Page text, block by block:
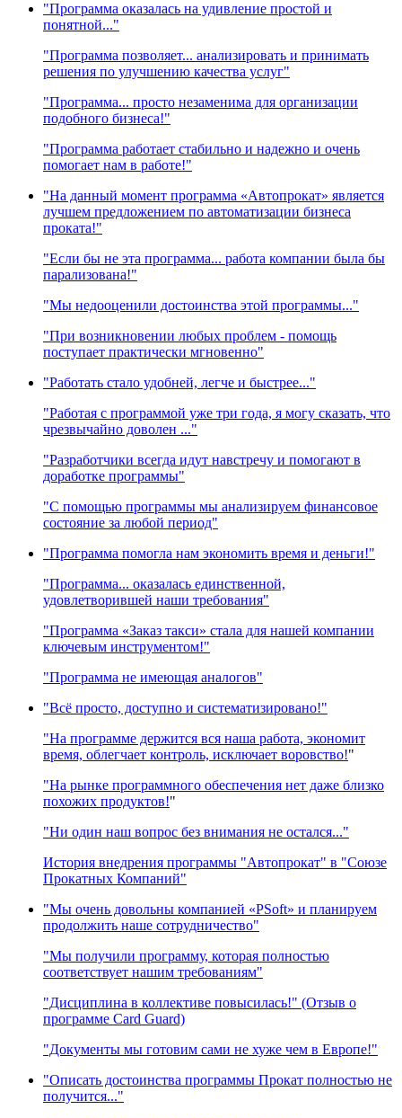
"Программа оказалась на удивление простой и
понятной..."
"Программа позволяет... анализировать и принимать
решения по улучшению качества услуг"
"Программа... просто незаменима для организации
подобного бизнеса!"
"Программа работает стабильно и надежно и очень
помогает нам в работе!"
"На данный момент программа «Автопрокат» является
лучшем предложением по автоматизации бизнеса
проката!"
"Если бы не эта программа... работа компании была бы
парализована!"
"Мы недооценили достоинства этой программы..."
"При возникновении любых проблем - помощь
поступает практически мгновенно"
"Работать стало удобней, легче и быстрее..."
"Работая с программой уже три года, я могу сказать, что
чрезвычайно доволен ..."
"Разработчики всегда идут навстречу и помогают в
доработке программы"
"С помощью программы мы анализируем финансовое
состояние за любой период"
"Программа помогла нам экономить время и деньги!"
"Программа... оказалась единственной,
удовлетворившей наши требования"
"Программа «Заказ такси» стала для нашей компании
ключевым инструментом!"
"Программа не имеющая аналогов"
"Всё просто, доступно и систематизировано!"
"На программе держится вся наша работа, экономит
время, облегчает контроль, исключает воровство!"
"На рынке программного обеспечения нет даже близко
похожих продуктов!"
"Ни один наш вопрос без внимания не остался..."
История внедрения программы "Автопрокат" в "Союзе
Прокатных Компаний"
"Мы очень довольны компанией «PSoft» и планируем
продолжить наше сотрудничество"
"Мы получили программу, которая полностью
соответствует нашим требованиям"
"Дисциплина в коллективе повысилась!" (Отзыв о
программе Card Guard)
"Документы мы готовим сами не хуже чем в Европе!"
"Описать достоинства программы Прокат полностью не
получится..."